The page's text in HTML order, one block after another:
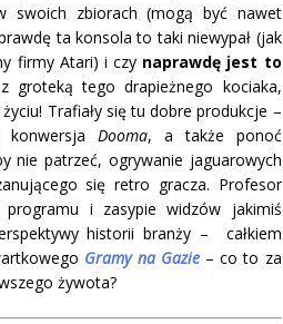
swoich zbiorach (mogą być nawet
ta konsola to taki niewypał (jak
firmy Atari) i czy naprawdę jest to
groteką tego drapieżnego kociaka,
Trafiały się tu dobre produkcje –
konwersja Dooma, a także ponoć
nie patrzeć, ogrywanie jaguarowych
się retro gracza. Profesor
i zasypie widzów jakimiś
historii branży – całkiem
Gramy na Gazie– co to za
żywota?